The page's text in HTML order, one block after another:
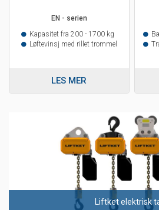
EN - serien
Kapasitet fra 200 - 1700 kg
Løftevinsj med rillet trommel
LES MER
Liftket elektrisk